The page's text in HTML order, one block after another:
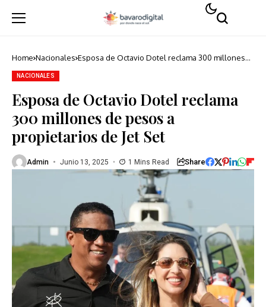
Home Nacionales Esposa de Octavio Dotel reclama 300 millones
NACIONALES
Esposa de Octavio Dotel reclama
300 millones de pesos a
propietarios de Jet Set
Admin Junio 13, 2025 1 Mins Read Share